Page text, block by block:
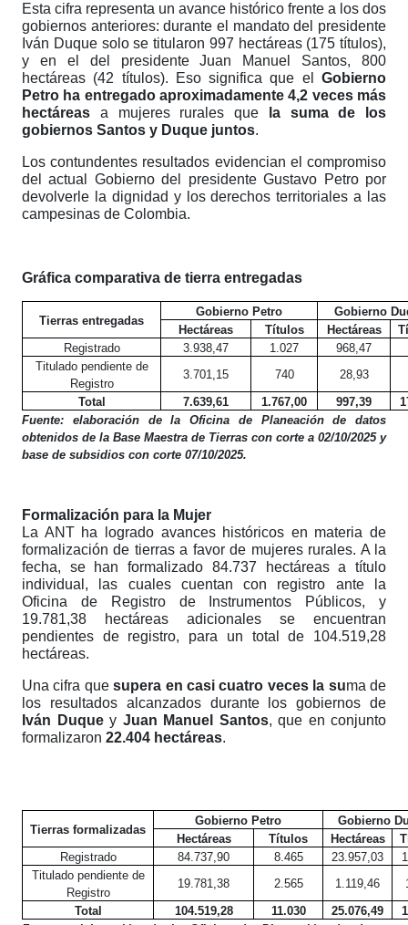
Esta cifra representa un avance histórico frente a los dos
gobiernos anteriores: durante el mandato del presidente
Iván Duque solo se titularon 997 hectáreas (175 títulos),
y en el del presidente Juan Manuel Santos, 800
hectáreas (42 títulos). Eso significa que el Gobierno
Petro ha entregado aproximadamente 4,2 veces más
hectáreas a mujeres rurales que la suma de los
gobiernos Santos y Duque juntos.
Los contundentes resultados evidencian el compromiso
del actual Gobierno del presidente Gustavo Petro por
devolverle la dignidad y los derechos territoriales a las
campesinas de Colombia.
Gráfica comparativa de tierra entregadas
Tierras entregadas
Gobierno Petro
Gobierno
Hectáreas
Títulos Hectáreas
Registrado
3.938,47 1.027 968,47
Titulado pendiente de
Registro
3.701,15 740
28,93
Total
7.639,61 1.767,00 997,39
Fuente: elaboración de la Oficina de Planeación de datos
obtenidos de la Base Maestra de Tierras con corte a 02/10/2025 y
base de subsidios con corte 07/10/2025.
Formalización para la Mujer
La ANTha logrado avances históricos en materia de
formalización de tierras a favor de mujeres rurales. A la
fecha, se han formalizado 84.737 hectáreas a título
individual, las cuales cuentan con registro ante la
Oficina de Registro de Instrumentos Públicos, y
19.781,38 hectáreas adicionales se encuentran
pendientes de registro, para un total de 104.519,28
hectáreas.
Una cifra quesupera en casi cuatro veces la suma de
los resultados alcanzados durante los gobiernos de
Iván Duque y Juan Manuel Santos, que en conjunto
formalizaron 22.404 hectáreas.
Tierras formalizadas
Gobierno Petro
Gobierno
Hectáreas
Títulos Hectáreas
Registrado
84.737,90 8.465 23.957,03
Titulado pendiente de
Registro
19.781,38 2.565 1.119,46
Total
104.519,28 11.030 25.076,49